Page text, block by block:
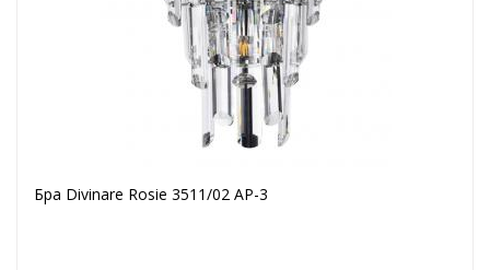
Бра Divinare Rosie 3511/02 AP-3